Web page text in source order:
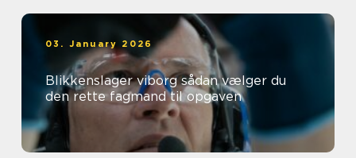
03. January 2026
Blikkenslager viborg sådan vælger du
den rette fagmand til opgaven